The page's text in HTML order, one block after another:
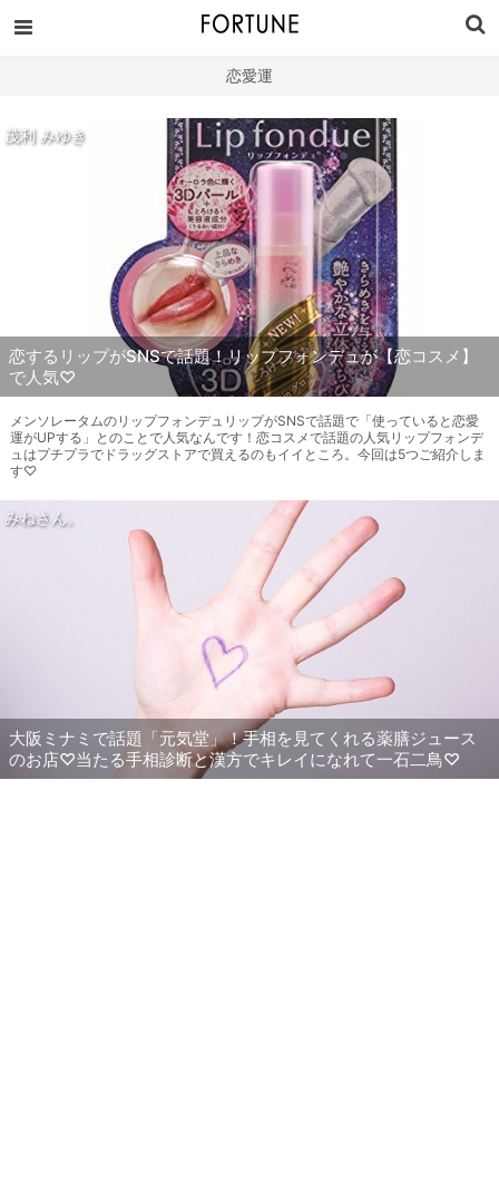
恋愛運
茂利 みゆき
恋するリップがSNSで話題！リップフォンデュが【恋コスメ】
で人気♡
メンソレータムのリップフォンデュリップがSNSで話題で「使っていると恋愛
運がUPする」とのことで人気なんです！恋コスメで話題の人気リップフォンデ
ュはプチプラでドラッグストアで買えるのもイイところ。今回は5つご紹介しま
す♡
みねさん。
大阪ミナミで話題「元気堂」！手相を見てくれる薬膳ジュース
のお店♡当たる手相診断と漢方でキレイになれて一石二鳥♡